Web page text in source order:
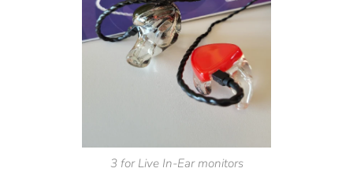
3 for Live In-Ear monitors